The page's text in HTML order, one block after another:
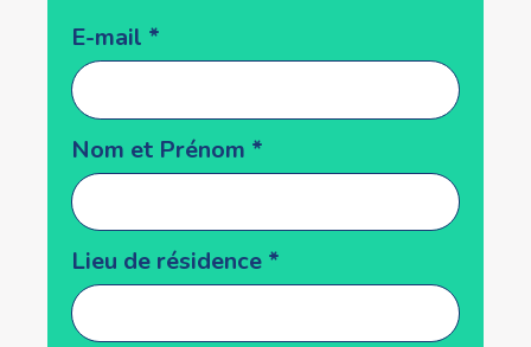
Popup
form
E-mail *
Nom et Prénom *
Lieu de résidence *